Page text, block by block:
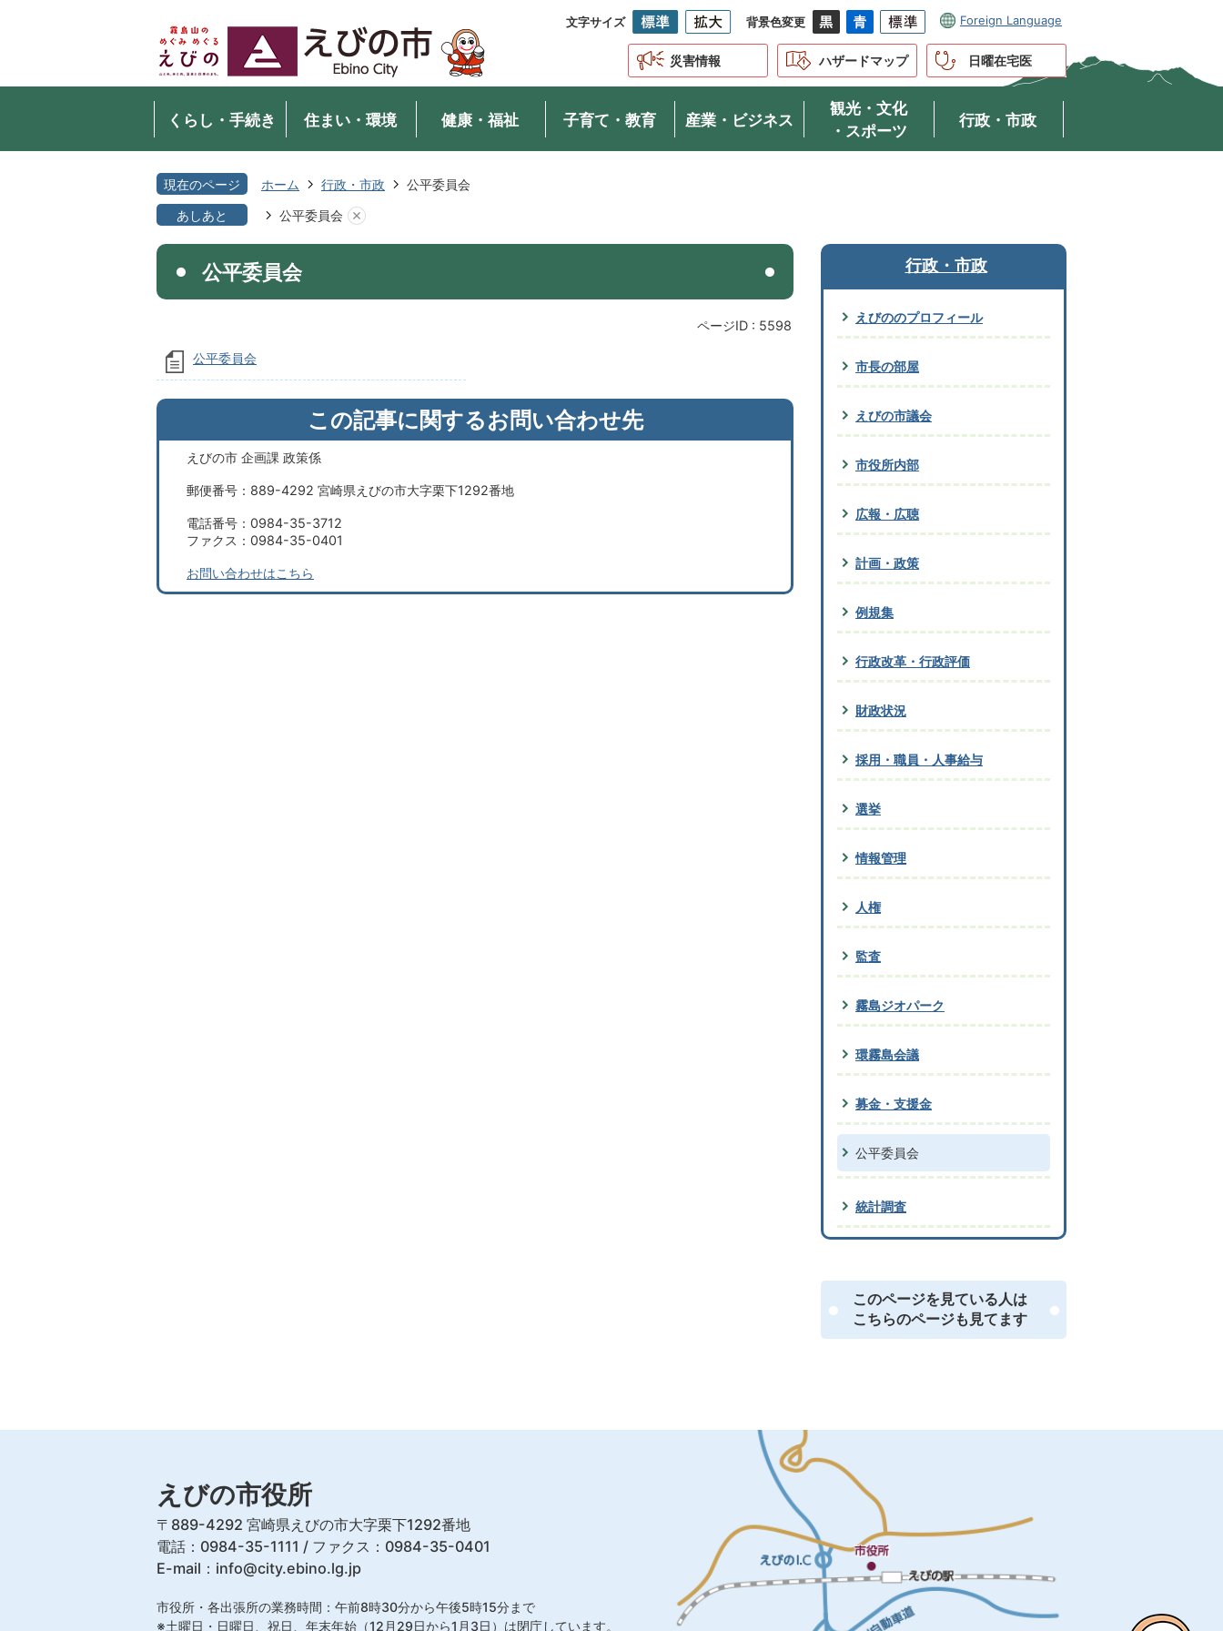
文字サイズ 背景色変更 Foreign Language
災害情報 ハザードマップ 日曜在宅医
くらし・手続き 住まい・環境 健康・福祉 子育て・教育 産業・ビジネス
観光・文化
・スポーツ
行政・市政
現在のページ ホーム 行政・市政
公平委員会
あしあと
公平委員会
公平委員会
ページID : 5598
公平委員会
この記事に関するお問い合わせ先
えびの市 企画課 政策係
郵便番号：889-4292 宮崎県えびの市大字栗下1292番地
電話番号：0984-35-3712
ファクス：0984-35-0401
お問い合わせはこちら
行政・市政
えびののプロフィール
市長の部屋
えびの市議会
市役所内部
広報・広聴
計画・政策
例規集
行政改革・行政評価
財政状況
採用・職員・人事給与
選挙
情報管理
人権
監査
霧島ジオパーク
環霧島会議
募金・支援金
公平委員会
統計調査
このページを見ている人は
こちらのページも見てます
えびの市役所
〒889-4292 宮崎県えびの市大字栗下1292番地
電話：0984-35-1111 / ファクス：0984-35-0401
E-mail： info@city.ebino.lg.jp
市役所・各出張所の業務時間：午前8時30分から午後5時15分まで
※土曜日・日曜日、祝日、年末年始（12月29日から1月3日）は閉庁しています。